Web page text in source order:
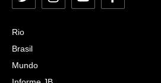
Rio
Brasil
Mundo